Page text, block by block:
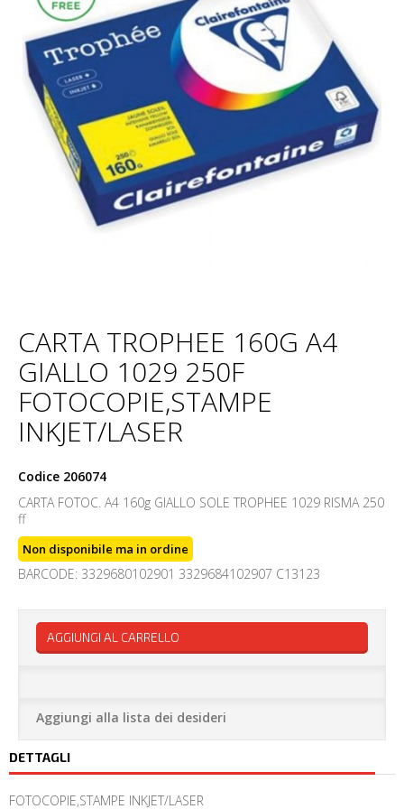
CARTA TROPHEE 160G A4
GIALLO 1029 250F
FOTOCOPIE,STAMPE
INKJET/LASER
Codice 206074
CARTA FOTOC. A4 160g GIALLO SOLE TROPHEE 1029 RISMA 250
ff
Non disponibile ma in ordine
BARCODE: 3329680102901 3329684102907 C13123
AGGIUNGI AL CARRELLO
Aggiungi alla lista dei desideri
DETTAGLI
FOTOCOPIE,STAMPE INKJET/LASER